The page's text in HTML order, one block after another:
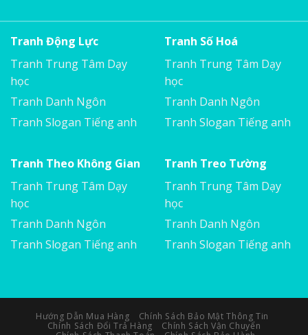
Tranh Động Lực
Tranh Trung Tâm Dạy
học
Tranh Danh Ngôn
Tranh Slogan Tiếng anh
Tranh Số Hoá
Tranh Trung Tâm Dạy
học
Tranh Danh Ngôn
Tranh Slogan Tiếng anh
Tranh Theo Không Gian
Tranh Trung Tâm Dạy
học
Tranh Danh Ngôn
Tranh Slogan Tiếng anh
Tranh Treo Tường
Tranh Trung Tâm Dạy
học
Tranh Danh Ngôn
Tranh Slogan Tiếng anh
Hướng Dẫn Mua Hàng
Chính Sách Bảo Mật Thông Tin
Chính Sách Đổi Trả Hàng
Chính Sách Vận Chuyển